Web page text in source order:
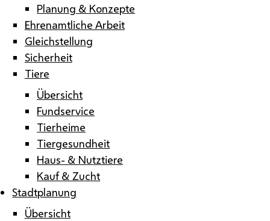
Planung & Konzepte
Ehrenamtliche Arbeit
Gleichstellung
Sicherheit
Tiere
Übersicht
Fundservice
Tierheime
Tiergesundheit
Haus- & Nutztiere
Kauf & Zucht
Stadtplanung
Übersicht